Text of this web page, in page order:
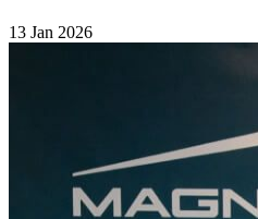
13 Jan 2026